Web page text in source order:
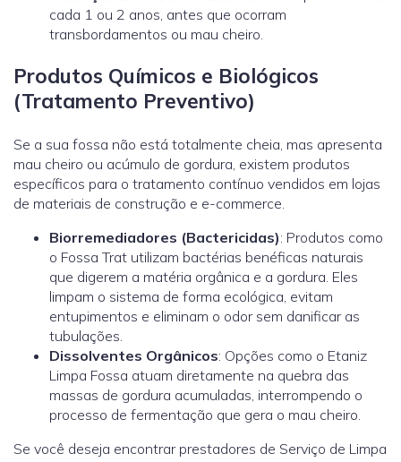
cada 1 ou 2 anos, antes que ocorram
transbordamentos ou mau cheiro.
Produtos Químicos e Biológicos
(Tratamento Preventivo)
Se a sua fossa não está totalmente cheia, mas apresenta
mau cheiro ou acúmulo de gordura, existem produtos
específicos para o tratamento contínuo vendidos em lojas
de materiais de construção e e-commerce.
Biorremediadores (Bactericidas): Produtos como
o Fossa Trat utilizam bactérias benéficas naturais
que digerem a matéria orgânica e a gordura. Eles
limpam o sistema de forma ecológica, evitam
entupimentos e eliminam o odor sem danificar as
tubulações.
Dissolventes Orgânicos: Opções como o Etaniz
Limpa Fossa atuam diretamente na quebra das
massas de gordura acumuladas, interrompendo o
processo de fermentação que gera o mau cheiro.
Se você deseja encontrar prestadores de Serviço de Limpa